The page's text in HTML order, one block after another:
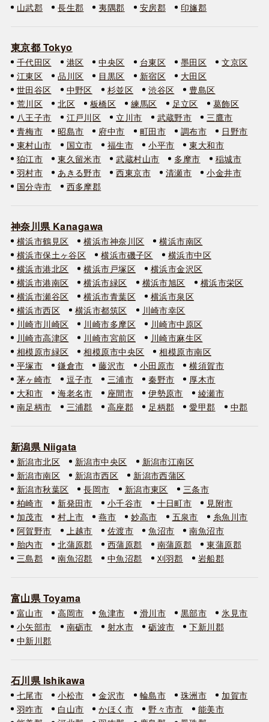
山武郡
長生郡 夷隅郡 安房郡 印旛郡
東京都 Tokyo
千代田区 港区 中央区 台東区 墨田区
文京区
江東区
品川区 目黒区 新宿区
大田区
世田谷区
中野区 杉並区 渋谷区
豊島区
荒川区
北区 板橋区 練馬区 足立区
葛飾区
八王子市
江戸川区 立川市 武蔵野市
三鷹市
青梅市
昭島市 府中市 町田市 調布市
日野市
東村山市
国立市 福生市 小平市
東大和市
狛江市
東久留米市 武蔵村山市 多摩市
稲城市
羽村市
あきる野市 西東京市 清瀬市
小金井市
国分寺市
西多摩郡
神奈川県 Kanagawa
横浜市鶴見区 横浜市神奈川区
横浜市南区
横浜市保土ヶ谷区
横浜市磯子区
横浜市中区
横浜市港北区
横浜市戸塚区
横浜市金沢区
横浜市港南区
横浜市緑区 横浜市旭区
横浜市栄区
横浜市瀬谷区
横浜市青葉区
横浜市泉区
横浜市西区
横浜市都筑区
川崎市幸区
川崎市川崎区
川崎市多摩区
川崎市中原区
川崎市高津区
川崎市宮前区
川崎市麻生区
相模原市緑区
相模原市中央区
相模原市南区
平塚市
鎌倉市 藤沢市 小田原市
横須賀市
茅ヶ崎市
逗子市 三浦市 秦野市
厚木市
大和市
海老名市 座間市 伊勢原市
綾瀬市
南足柄市
三浦郡 高座郡 足柄郡 愛甲郡 中郡
新潟県 Niigata
新潟市北区 新潟市中央区
新潟市江南区
新潟市南区
新潟市西区
新潟市西蒲区
新潟市秋葉区
長岡市 新潟市東区
三条市
柏崎市
新発田市 小千谷市 十日町市
見附市
加茂市
村上市 燕市 妙高市 五泉市
糸魚川市
阿賀野市
上越市 佐渡市 魚沼市
南魚沼市
胎内市
北蒲原郡 西蒲原郡 南蒲原郡
東蒲原郡
三島郡
南魚沼郡 中魚沼郡 刈羽郡 岩船郡
富山県 Toyama
富山市 高岡市 魚津市 滑川市 黒部市
氷見市
小矢部市
南砺市 射水市 砺波市
下新川郡
中新川郡
石川県 Ishikawa
七尾市 小松市 金沢市 輪島市 珠洲市
加賀市
羽咋市
白山市 かほく市 野々市市
能美市